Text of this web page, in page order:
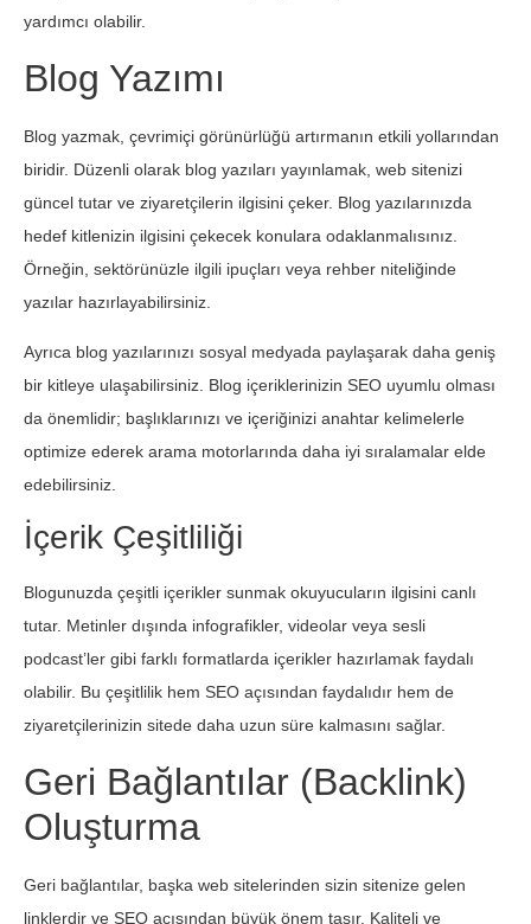
yardımcı olabilir.
Blog Yazımı
Blog yazmak, çevrimiçi görünürlüğü artırmanın etkili yollarından
biridir. Düzenli olarak blog yazıları yayınlamak, web sitenizi
güncel tutar ve ziyaretçilerin ilgisini çeker. Blog yazılarınızda
hedef kitlenizin ilgisini çekecek konulara odaklanmalısınız.
Örneğin, sektörünüzle ilgili ipuçları veya rehber niteliğinde
yazılar hazırlayabilirsiniz.
Ayrıca blog yazılarınızı sosyal medyada paylaşarak daha geniş
bir kitleye ulaşabilirsiniz. Blog içeriklerinizin SEO uyumlu olması
da önemlidir; başlıklarınızı ve içeriğinizi anahtar kelimelerle
optimize ederek arama motorlarında daha iyi sıralamalar elde
edebilirsiniz.
İçerik Çeşitliliği
Blogunuzda çeşitli içerikler sunmak okuyucuların ilgisini canlı
tutar. Metinler dışında infografikler, videolar veya sesli
podcast’ler gibi farklı formatlarda içerikler hazırlamak faydalı
olabilir. Bu çeşitlilik hem SEO açısından faydalıdır hem de
ziyaretçilerinizin sitede daha uzun süre kalmasını sağlar.
Geri Bağlantılar (Backlink)
Oluşturma
Geri bağlantılar, başka web sitelerinden sizin sitenize gelen
linklerdir ve SEO açısından büyük önem taşır. Kaliteli ve